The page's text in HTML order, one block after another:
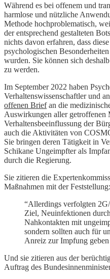
Während es bei offenem und
harmlose und nützliche
Methode hochproblematisch,
der entsprechend gestalteten
nichts davon erfahren, dass
psychologischen
wurden. Sie können sich
zu werden.
Im September 2022 haben
Verhaltenswissenschaftler und
offenen Briefan die
Auswirkungen aller getroffenen
Verhaltensbeeinflussung der
auch die Aktivitäten von
Sie bringen deren Tätigkeit in
Schikane Ungeimpfter als
durch die Regierung.
Sie zitieren die
Maßnahmen mit der Feststellung:
“Allerdings verfolgten
Ziel, Neuinfektionen
Nahkontakten mit
sondern sollten auch für
Anreiz zur Impfung
Und sie zitieren aus der
Auftrag des